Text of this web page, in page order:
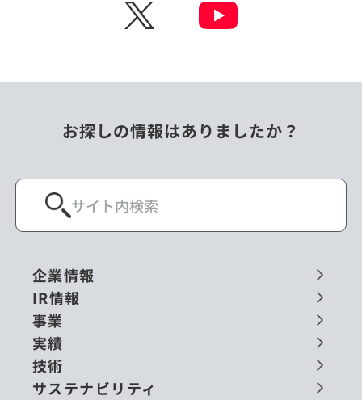
X
お探しの情報はありましたか？
企業情報
IR情報
事業
実績
技術
サステナビリティ